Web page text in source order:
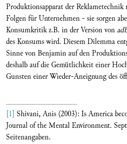
Produktionsapparat der
Folgen für Unternehmen - sie sorgen
Konsumkritik z.B. in der Version von
des Konsums wird. Diesem Dilemma
Sinne von Benjamin auf den
deshalb auf die Gemütlichkeit einer
Gunsten einer Wieder-Aneignung des
[1] Shivani, Anis (2003): Is America
Journal of the Mental Environment.
Seitenangaben.